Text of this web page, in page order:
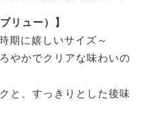
リュー）】
期に嬉しいサイズ～
やかでクリアな味わいの
と、すっきりとした後味